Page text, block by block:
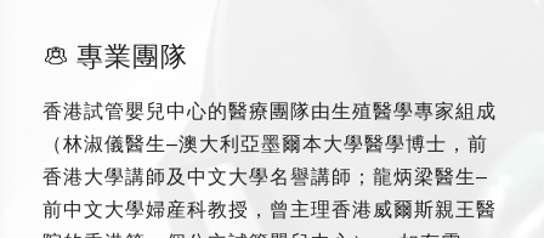
專業團隊
香港試管嬰兒中心的醫療團隊由生殖醫學專家組成
（林淑儀醫生–澳大利亞墨爾本大學醫學博士，前
香港大學講師及中文大學名譽講師；龍炳梁醫生–
前中文大學婦産科教授，曾主理香港威爾斯親王醫